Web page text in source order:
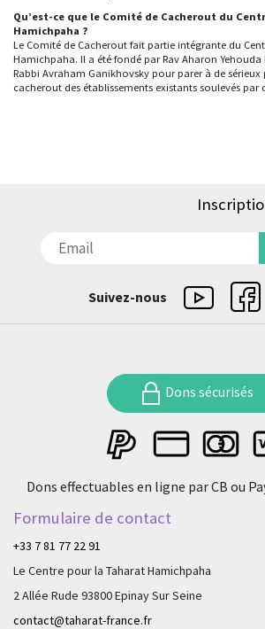
Qu’est-ce que le Comité de Cacherout du
Hamichpaha ?
Le Comité de Cacherout fait partie intégrante du
Hamichpaha. Il a été fondé par Rav Aharon
Rabbi Avraham Ganikhovsky pour parer à de
cacherout des établissements existants soulevés par
Suivez-nous
Formulaire de contact
+33 7 81 77 22 91
Le Centre pour la Taharat Hamichpaha
2 Allée Rude 93800 Epinay Sur Seine
contact@taharat-france.fr
Dons sécurisés
Dons effectuables en ligne par CB ou